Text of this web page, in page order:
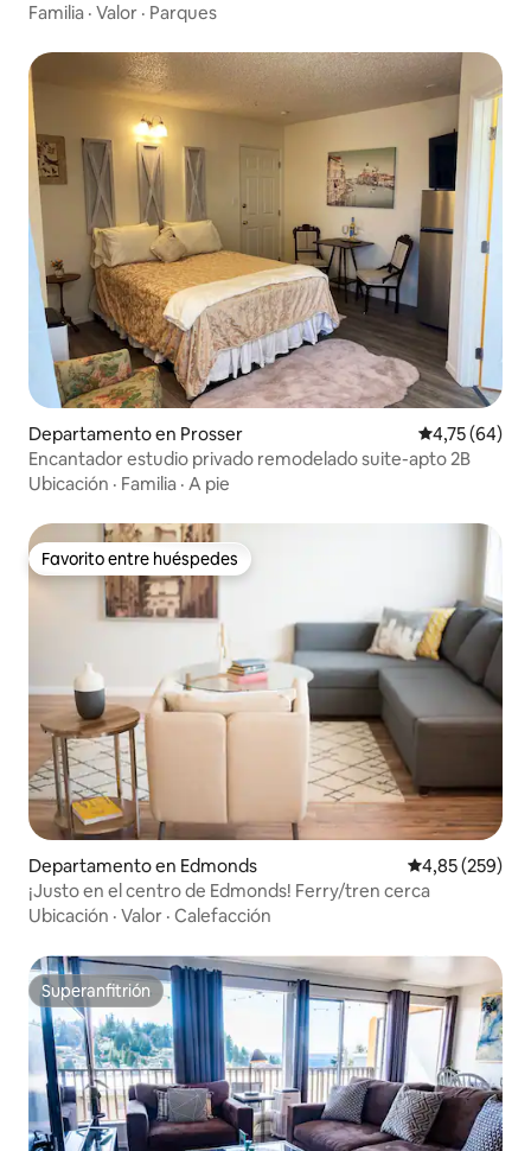
Familia · Valor · Parques
Departamento en Prosser Calificación
4,75 (64)
Encantador estudio privado remodelado suite-apto 2B
Ubicación · Familia · A pie
Favorito entre huéspedes
Favorito entre huéspedes
Departamento en Edmonds Calificación
4,85 (259)
¡Justo en el centro de Edmonds! Ferry/tren cerca
Ubicación · Valor · Calefacción
Superanfitrión
Superanfitrión